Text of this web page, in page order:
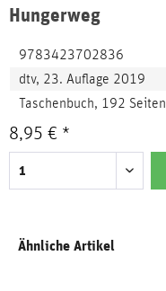
Hungerweg
9783423702836
dtv, 23. Auflage 2019
Taschenbuch, 192 Seiten
8,95 € *
Ähnliche Artikel